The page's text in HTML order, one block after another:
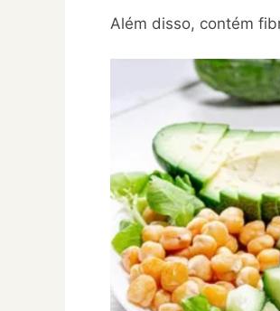
Além disso, contém